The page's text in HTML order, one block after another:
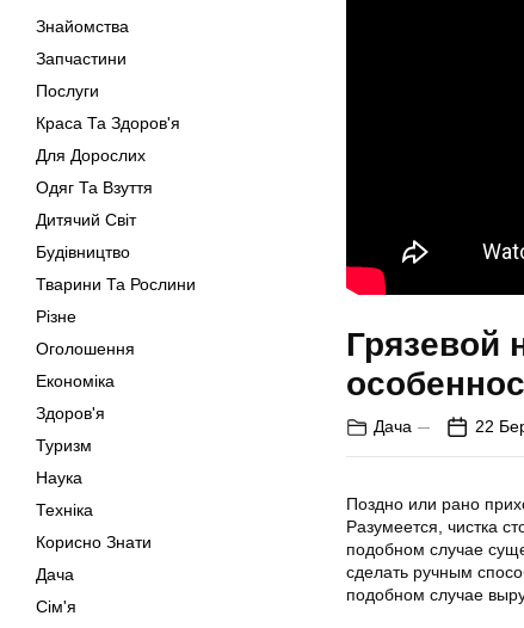
Знайомства
Запчастини
Послуги
Краса Та Здоров'я
Для Дорослих
Одяг Та Взуття
Дитячий Світ
Будівництво
Тварини Та Рослини
Різне
Оголошення
Економіка
Здоров'я
Туризм
Наука
Техніка
Корисно Знати
Дача
Сім'я
Грязевой
Дача 22
Поздно или рано
Разумеется, чистка
подобном случае
сделать ручным
подобном случае